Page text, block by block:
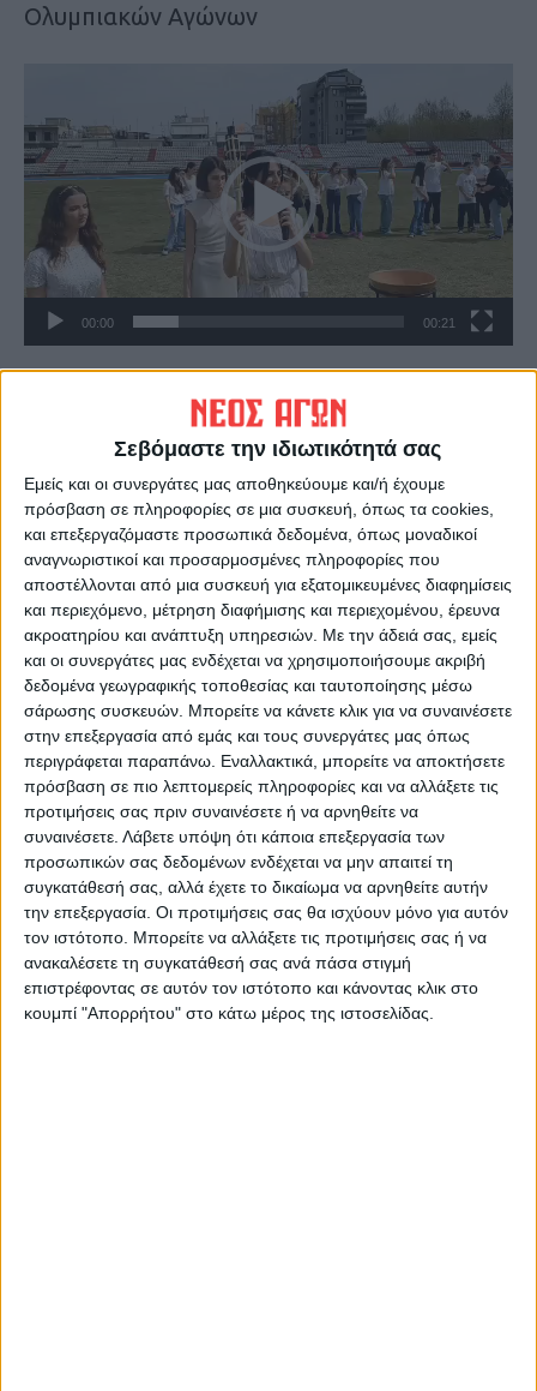
Σεβόμαστε την ιδιωτικότητά σας
Εμείς και οι συνεργάτες μας αποθηκεύουμε και/ή έχουμε
πρόσβαση σε πληροφορίες σε μια συσκευή, όπως τα cookies,
και επεξεργαζόμαστε προσωπικά δεδομένα, όπως μοναδικοί
αναγνωριστικοί και προσαρμοσμένες πληροφορίες που
αποστέλλονται από μια συσκευή για εξατομικευμένες διαφημίσεις
και περιεχόμενο, μέτρηση διαφήμισης και περιεχομένου, έρευνα
ακροατηρίου και ανάπτυξη υπηρεσιών. Με την άδειά σας, εμείς
και οι συνεργάτες μας ενδέχεται να χρησιμοποιήσουμε ακριβή
δεδομένα γεωγραφικής τοποθεσίας και ταυτοποίησης μέσω
σάρωσης συσκευών. Μπορείτε να κάνετε κλικ για να συναινέσετε
στην επεξεργασία από εμάς και τους συνεργάτες μας όπως
περιγράφεται παραπάνω. Εναλλακτικά, μπορείτε να αποκτήσετε
πρόσβαση σε πιο λεπτομερείς πληροφορίες και να αλλάξετε τις
προτιμήσεις σας πριν συναινέσετε ή να αρνηθείτε να
συναινέσετε. Λάβετε υπόψη ότι κάποια επεξεργασία των
προσωπικών σας δεδομένων ενδέχεται να μην απαιτεί τη
συγκατάθεσή σας, αλλά έχετε το δικαίωμα να αρνηθείτε αυτήν
την επεξεργασία. Οι προτιμήσεις σας θα ισχύουν μόνο για αυτόν
τον ιστότοπο. Μπορείτε να αλλάξετε τις προτιμήσεις σας ή να
ανακαλέσετε τη συγκατάθεσή σας ανά πάσα στιγμή
επιστρέφοντας σε αυτόν τον ιστότοπο και κάνοντας κλικ στο
κουμπί "Απορρήτου" στο κάτω μέρος της ιστοσελίδας.
Ολυμπιακών Αγώνων
Βίντεο
00:00 00:21
00:00 00:18